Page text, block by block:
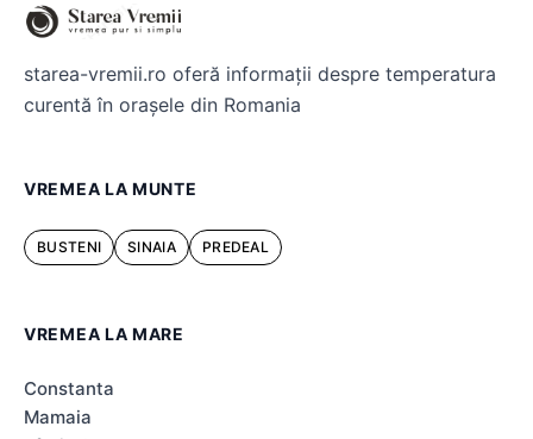
starea-vremii.ro oferă informații despre temperatura
curentă în orașele din Romania
VREMEA LA MUNTE
BUSTENI SINAIA PREDEAL
VREMEA LA MARE
Constanta
Mamaia